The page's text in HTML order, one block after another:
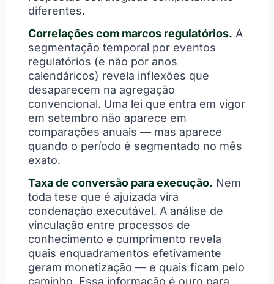
diferentes.
Correlações com marcos regulatórios. A
segmentação temporal por eventos
regulatórios (e não por anos
calendáricos) revela inflexões que
desaparecem na agregação
convencional. Uma lei que entra em vigor
em setembro não aparece em
comparações anuais — mas aparece
quando o período é segmentado no mês
exato.
Taxa de conversão para execução. Nem
toda tese que é ajuizada vira
condenação executável. A análise de
vinculação entre processos de
conhecimento e cumprimento revela
quais enquadramentos efetivamente
geram monetização — e quais ficam pelo
caminho. Essa informação é ouro para